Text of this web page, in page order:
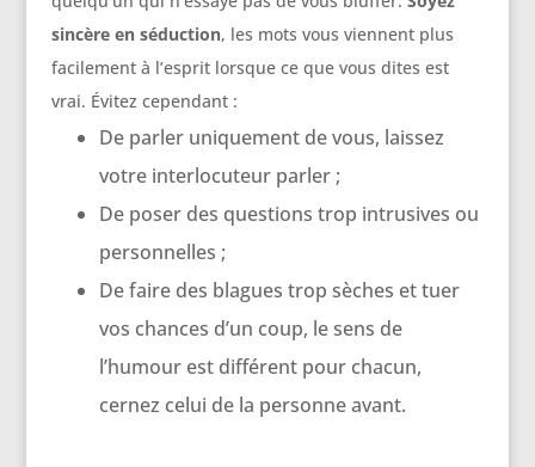
sincère en séduction, les mots vous viennent plus
facilement à l’esprit lorsque ce que vous dites est
vrai. Évitez cependant :
De parler uniquement de vous, laissez
votre interlocuteur parler ;
De poser des questions trop intrusives ou
personnelles ;
De faire des blagues trop sèches et tuer
vos chances d’un coup, le sens de
l’humour est différent pour chacun,
cernez celui de la personne avant.